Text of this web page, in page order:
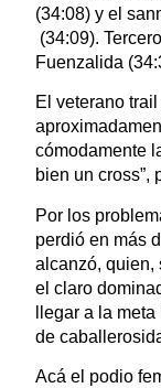
(34:08) y el
(34:09).
Fuenzalida
El veterano
cómodamente
bien un cross”,
Por los
perdió en más
alcanzó, quien,
el claro
llegar a la
de
Acá el podio